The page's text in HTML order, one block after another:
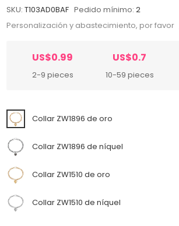
SKU: T103AD0BAF Pedido mínimo: 2
Personalización y abastecimiento, por favor
US$0.99
2-9 pieces
US$0.7
10-59 pieces
Collar ZW1896 de oro
Collar ZW1896 de níquel
Collar ZW1510 de oro
Collar ZW1510 de níquel